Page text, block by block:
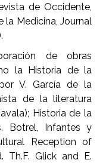
de Occidente,
la Medicina, Journal
de obras
la Historia de la
V. García de la
de la literatura
Historia de la
Botrel, Infantes y
Reception of
Th.F. Glick and E.